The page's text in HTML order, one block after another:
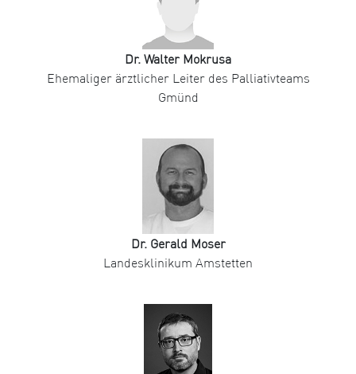
Dr. Walter Mokrusa
Ehemaliger ärztlicher Leiter des Palliativteams
Gmünd
Dr. Gerald Moser
Landesklinikum Amstetten